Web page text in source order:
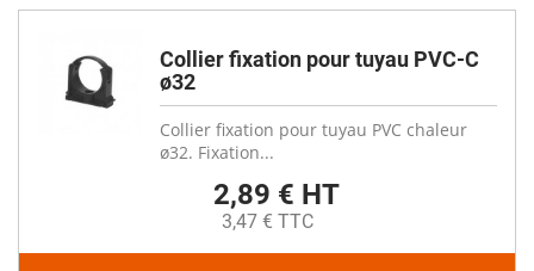
Collier fixation pour tuyau PVC-C
ø32
Collier fixation pour tuyau PVC chaleur
ø32. Fixation...
2,89 € HT
3,47 € TTC